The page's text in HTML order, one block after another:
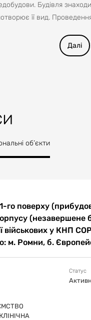
Будівля
її вид.
наш заклад планує
один архітектурний
(незавершене
реабілітації
означену вище
опрацювання
послуг у
Далі
об’єкти
го поверху
(незавершене
військових у КНП
м. Ромни, б.
Статус